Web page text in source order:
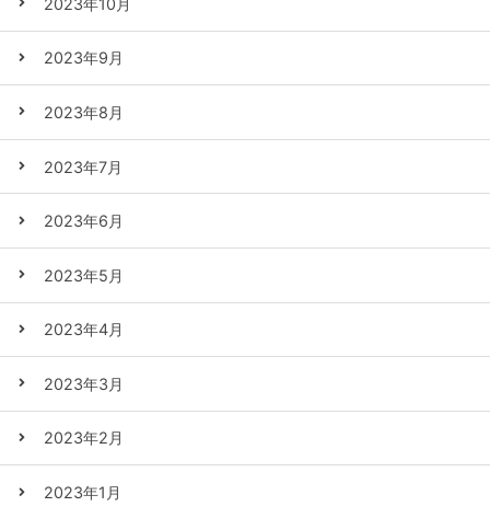
2023年9月
2023年8月
2023年7月
2023年6月
2023年5月
2023年4月
2023年3月
2023年2月
2023年1月